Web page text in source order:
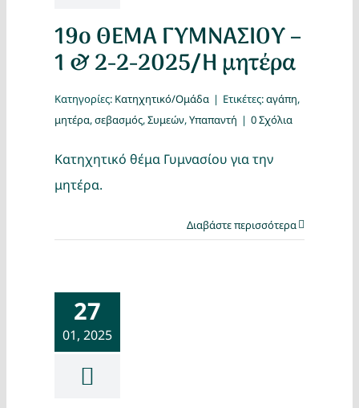
19ο ΘΕΜΑ ΓΥΜΝΑΣΙΟΥ –
1 & 2-2-2025/Η μητέρα
Κατηγορίες: Κατηχητικό/Ομάδα | Ετικέτες:αγάπη,
μητέρα,σεβασμός,Συμεών,Υπαπαντή | 0 Σχόλια
Κατηχητικό θέμα Γυμνασίου για την
μητέρα.
Διαβάστε περισσότερα
27
01, 2025